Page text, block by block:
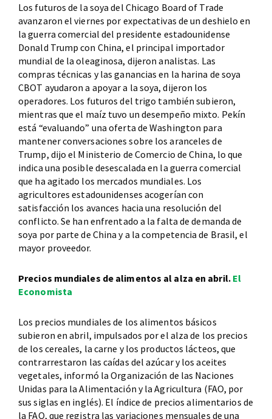
Los futuros de la soya del Chicago Board of Trade
avanzaron el viernes por expectativas de un deshielo en
la guerra comercial del presidente estadounidense
Donald Trump con China, el principal importador
mundial de la oleaginosa, dijeron analistas. Las
compras técnicas y las ganancias en la harina de soya
CBOT ayudaron a apoyar a la soya, dijeron los
operadores. Los futuros del trigo también subieron,
mientras que el maíz tuvo un desempeño mixto. Pekín
está “evaluando” una oferta de Washington para
mantener conversaciones sobre los aranceles de
Trump, dijo el Ministerio de Comercio de China, lo que
indica una posible desescalada en la guerra comercial
que ha agitado los mercados mundiales. Los
agricultores estadounidenses acogerían con
satisfacción los avances hacia una resolución del
conflicto. Se han enfrentado a la falta de demanda de
soya por parte de China y a la competencia de Brasil, el
mayor proveedor.
Precios mundiales de alimentos al alza en abril. El
Economista
Los precios mundiales de los alimentos básicos
subieron en abril, impulsados por el alza de los precios
de los cereales, la carne y los productos lácteos, que
contrarrestaron las caídas del azúcar y los aceites
vegetales, informó la Organización de las Naciones
Unidas para la Alimentación y la Agricultura (FAO, por
sus siglas en inglés). El índice de precios alimentarios de
la FAO, que registra las variaciones mensuales de una